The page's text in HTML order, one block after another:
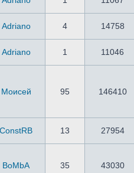
Adriano 4 14758
Adriano 1 11046
Моисей 95 146410
ConstRB 13 27954
BoMbA 35 43030